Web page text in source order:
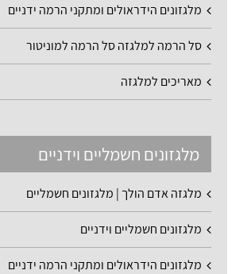
מלגזונים הידראולים ומתקני הרמה ידניים
סל הרמה למלגזה סל הרמה למוניטור
מאריכים למלגזה
מלגזונים חשמליים וידניים
מלגזה אדם הולך | מלגזונים חשמליים
מלגזונים חשמליים וידניים
מלגזונים הידראולים ומתקני הרמה ידניים